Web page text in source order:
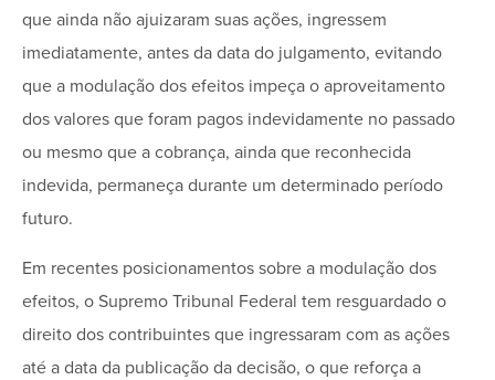
que ainda não ajuizaram suas ações, ingressem
imediatamente, antes da data do julgamento, evitando
que a modulação dos efeitos impeça o aproveitamento
dos valores que foram pagos indevidamente no passado
ou mesmo que a cobrança, ainda que reconhecida
indevida, permaneça durante um determinado período
futuro.
Em recentes posicionamentos sobre a modulação dos
efeitos, o Supremo Tribunal Federal tem resguardado o
direito dos contribuintes que ingressaram com as ações
até a data da publicação da decisão, o que reforça a